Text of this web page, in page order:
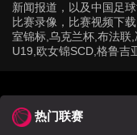
新闻报道，以及中国足
比赛录像，比赛视频下
室锦标,乌克兰杯,布法联
U19,欧女锦SCD,格鲁吉
热门联赛